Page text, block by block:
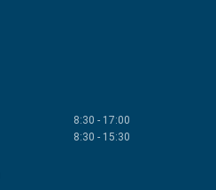
8:30 - 17:00
8:30 - 15:30